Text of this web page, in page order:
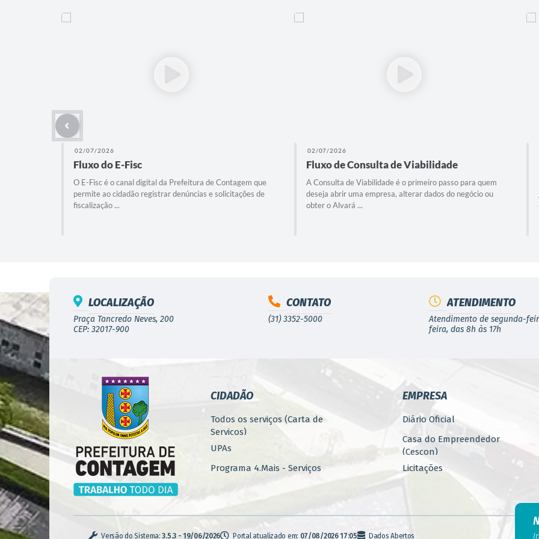
02/07/2026
Fluxo de Consulta de Viabilidade
A Consulta de Viabilidade é o primeiro passo para quem
deseja abrir uma empresa, alterar dados do negócio ou
obter o Alvará ...
02/07/2026
Noções Gerais de Posturas - Fiscalização
Educativa e Orientativa
A Fiscalização Educativa e Orientativa é uma importante
ferramenta para promover o cumprimento do Código de
LOCALIZAÇÃO
Praça Tancredo Neves, 200
CEP: 32017-900
CONTATO
(31) 3352-5000
ATENDIMENTO
Atendimento de segunda-
feira, das 8h às 17h
CIDADÃO
Todos os serviços (Carta de
Serviços)
UPAs
Programa 4.Mais - Serviços
Iluminação Pública
Serviços Urbanos
EMPRESA
Diário Oficial
Casa do Empreendedor
(Cescon)
Licitações
Versão do Sistema:3.5.3 - 19/06/2026 Portal atualizado em: 07/08/2026 17:05 Dados Abertos